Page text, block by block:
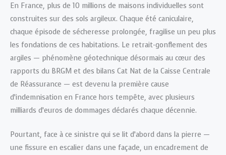
En France, plus de 10 millions de maisons individuelles sont
construites sur des sols argileux. Chaque été caniculaire,
chaque épisode de sécheresse prolongée, fragilise un peu plus
les fondations de ces habitations. Le retrait-gonflement des
argiles — phénomène géotechnique désormais au cœur des
rapports du BRGM et des bilans Cat Nat de la Caisse Centrale
de Réassurance — est devenu la première cause
d’indemnisation en France hors tempête, avec plusieurs
milliards d’euros de dommages déclarés chaque décennie.
Pourtant, face à ce sinistre qui se lit d’abord dans la pierre —
une fissure en escalier dans une façade, un encadrement de